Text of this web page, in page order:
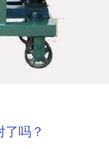
了吗？